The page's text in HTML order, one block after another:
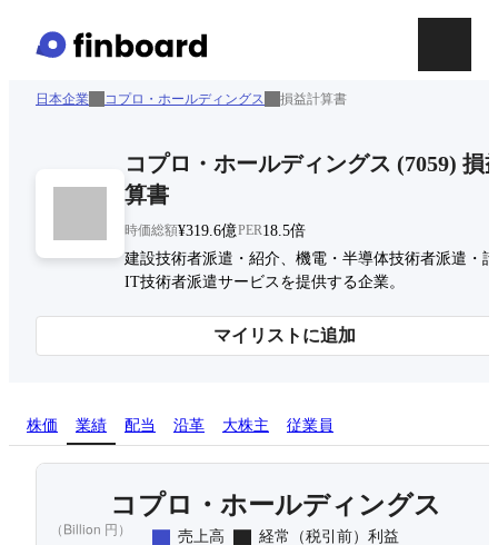
日本企業 コプロ・ホールディングス 損益計算書
コプロ・ホールディングス (7059) 損
算書
時価総額¥319.6億PER18.5倍
建設技術者派遣・紹介、機電・半導体技術者派遣・
IT技術者派遣サービスを提供する企業。
マイリストに追加
株価 業績 配当 沿革 大株主 従業員